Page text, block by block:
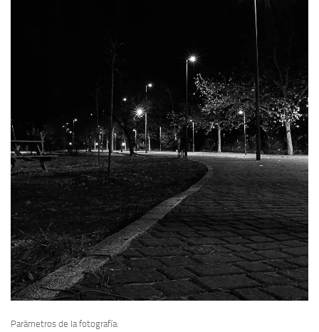
Parámetros de la fotografía: